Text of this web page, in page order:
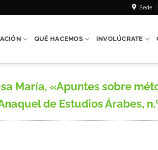
Sede
QUÉ HACEMOS INVOLÚCRATE
María, «Apuntes sobre
de Estudios Árabes,